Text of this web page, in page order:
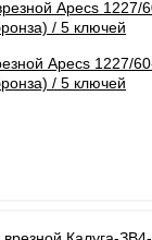
Apecs 1227/
/ 5 ключей